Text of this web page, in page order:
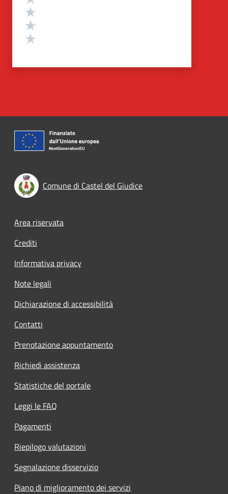
Comune di Castel del Giudice
Footer menu
Area riservata
Crediti
Informativa privacy
Note legali
Dichiarazione di accessibilità
Contatti
Prenotazione appuntamento
Richiedi assistenza
Statistiche del portale
Leggi le FAQ
Pagamenti
Riepilogo valutazioni
Segnalazione disservizio
Piano di miglioramento dei servizi